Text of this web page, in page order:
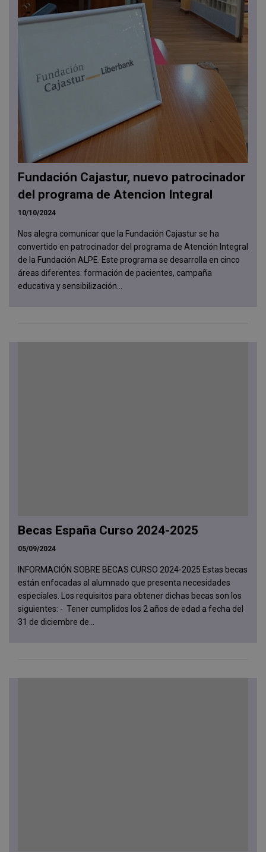
Fundación Cajastur, nuevo patrocinador
del programa de Atencion Integral
10/10/2024
Nos alegra comunicar que la Fundación Cajastur se ha
convertido en patrocinador del programa de Atención Integral
de la Fundación ALPE. Este programa se desarrolla en cinco
áreas diferentes: formación de pacientes, campaña
educativa y sensibilización...
Becas España Curso 2024-2025
05/09/2024
INFORMACIÓN SOBRE BECAS CURSO 2024-2025 Estas becas
están enfocadas al alumnado que presenta necesidades
especiales. Los requisitos para obtener dichas becas son los
siguientes: - Tener cumplidos los 2 años de edad a fecha del
31 de diciembre de...